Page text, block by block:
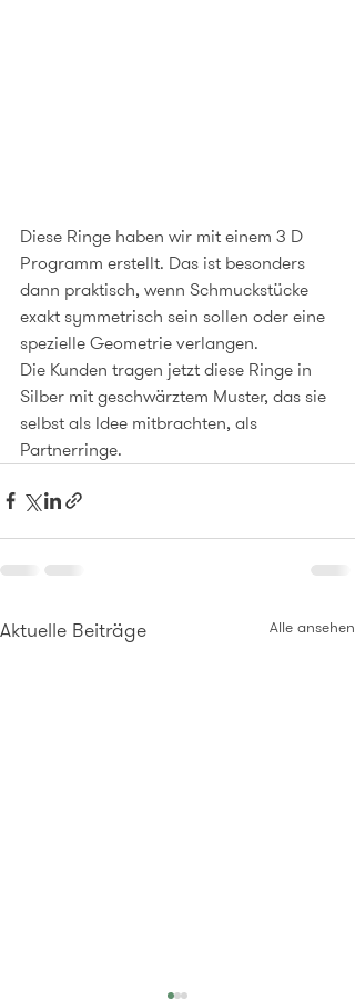
Diese Ringe haben wir mit einem 3 D
Programm erstellt. Das ist besonders
dann praktisch, wenn Schmuckstücke
exakt symmetrisch sein sollen oder eine
spezielle Geometrie verlangen.
Die Kunden tragen jetzt diese Ringe in
Silber mit geschwärztem Muster, das sie
selbst als Idee mitbrachten, als
Partnerringe.
Aktuelle Beiträge Alle ansehen